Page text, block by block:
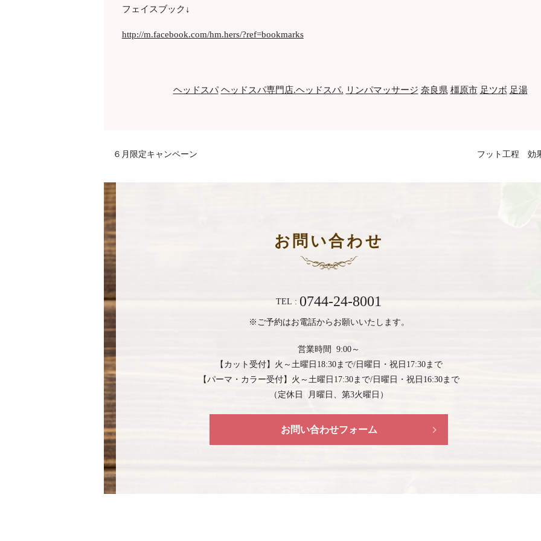
フェイスブック↓
http://m.facebook.com/hm.hers/?ref=bookmarks
ヘッドスパ ヘッドスパ専門店.ヘッドスパ. リンパマッサージ 奈良県 橿原市 足ツボ 足湯
６月限定キャンペーン フット工程 効
お問い合わせ
TEL : 0744-24-8001
※ご予約はお電話からお願いいたします。
営業時間 9:00～
【カット受付】 火～土曜日18:30まで/日曜日・祝日17:30まで
【パーマ・カラー受付】 火～土曜日17:30まで/日曜日・祝日16:30まで
（定休日 月曜日、第3火曜日）
お問い合わせフォーム